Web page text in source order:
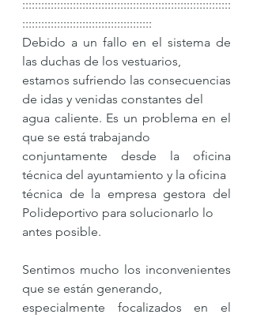
::::::::::::::::::::::::::::::::::::::::::::::::::::::::::::::::::
Debido a un fallo en el sistema de
las duchas de los vestuarios,
estamos sufriendo las consecuencias
de idas y venidas constantes del
agua caliente. Es un problema en el
que se está trabajando
conjuntamente desde la oficina
técnica del ayuntamiento y la oficina
técnica de la empresa gestora del
Polideportivo para solucionarlo lo
antes posible.
Sentimos mucho los inconvenientes
que se están generando,
especialmente focalizados en el